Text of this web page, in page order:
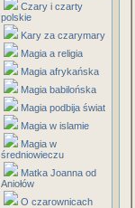
Czary i czarty
polskie
Kary za czarymary
Magia a religia
Magia afrykańska
Magia babilońska
Magia podbija świat
Magia w islamie
Magia w
średniowieczu
Matka Joanna od
Aniołów
O czarownicach